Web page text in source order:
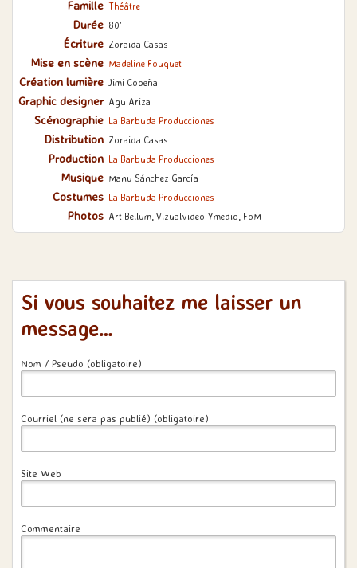
Famille Théâtre
Durée 80'
Écriture Zoraida Casas
Mise en scène Madeline Fouquet
Création lumière Jimi Cobeña
Graphic designer Agu Ariza
Scénographie La Barbuda Producciones
Distribution Zoraida Casas
Production La Barbuda Producciones
Musique Manu Sánchez García
Costumes La Barbuda Producciones
Photos Art Bellum, Vizualvideo Ymedio, FoM
Si vous souhaitez me laisser un
message…
Nom / Pseudo (obligatoire)
Courriel (ne sera pas publié) (obligatoire)
Site Web
Commentaire